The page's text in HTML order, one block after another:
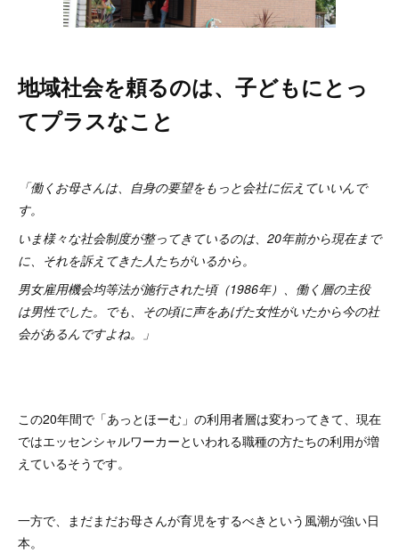
地域社会を頼るのは、子どもにとっ
てプラスなこと
「働くお母さんは、自身の要望をもっと会社に伝えていいんで
す。
いま様々な社会制度が整ってきているのは、20年前から現在まで
に、それを訴えてきた人たちがいるから。
男女雇用機会均等法が施行された頃（1986年）、働く層の主役
は男性でした。でも、その頃に声をあげた女性がいたから今の社
会があるんですよね。」
この20年間で「あっとほーむ」の利用者層は変わってきて、現在
ではエッセンシャルワーカーといわれる職種の方たちの利用が増
えているそうです。
一方で、まだまだお母さんが育児をするべきという風潮が強い日
本。